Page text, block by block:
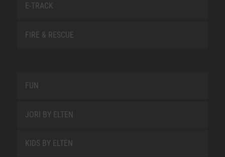
E-TRACK
FIRE & RESCUE
FUN
JORI BY ELTEN
KIDS BY ELTEN